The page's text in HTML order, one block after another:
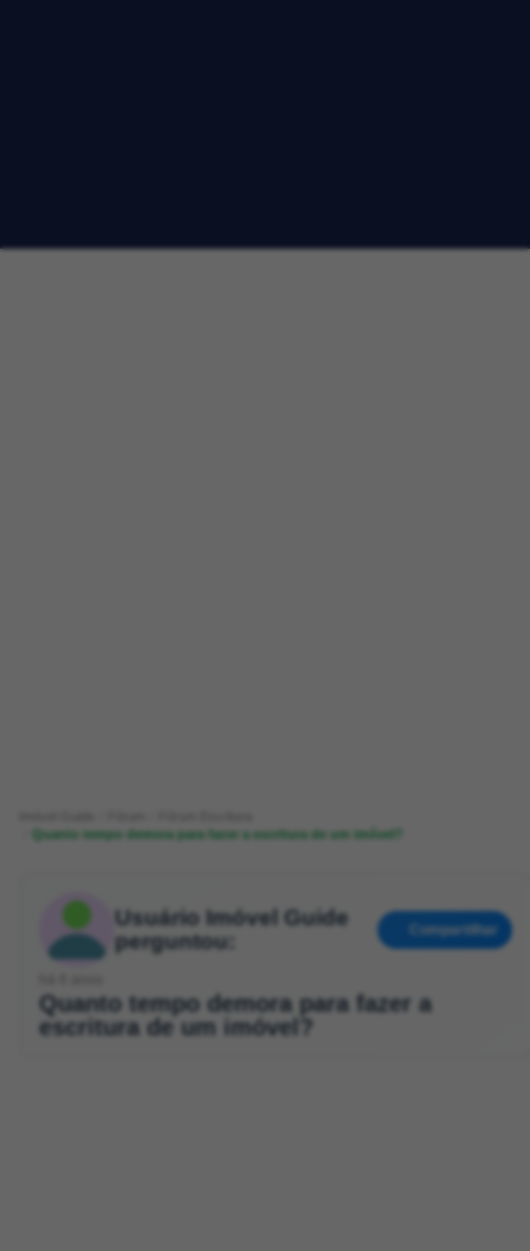
Quanto tempo demora para fazer a escritura de um imóvel?
Usuário Imóvel Guide
perguntou:
Compartilhar
Quanto tempo demora para fazer a
escritura de um imóvel?